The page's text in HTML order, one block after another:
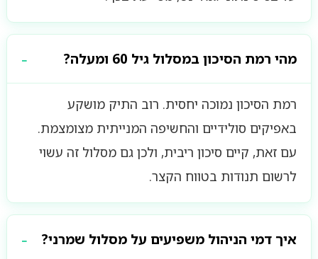
מהי רמת הסיכון במסלול גיל 60 ומעלה?
רמת הסיכון נמוכה יחסית. רוב התיק מושקע
באפיקים סולידיים והחשיפה המנייתית מצומצמת.
עם זאת, קיים סיכון ריבית, ולכן גם מסלול זה עשוי
לרשום תנודות בטווח הקצר.
איך דמי הניהול משפיעים על מסלול שמרני?